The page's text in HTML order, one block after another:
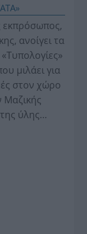
εκπρόσωπος,
ανοίγει τα
μιλάει για
στον χώρο
ύλης